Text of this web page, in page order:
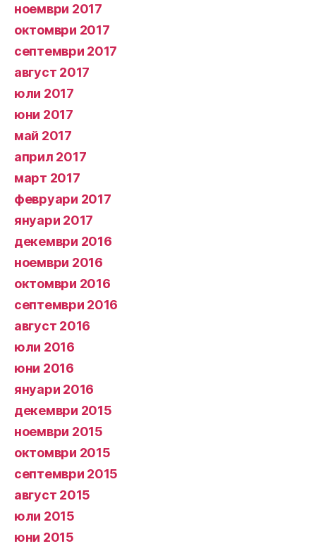
ноември 2017
октомври 2017
септември 2017
август 2017
юли 2017
юни 2017
май 2017
април 2017
март 2017
февруари 2017
януари 2017
декември 2016
ноември 2016
октомври 2016
септември 2016
август 2016
юли 2016
юни 2016
януари 2016
декември 2015
ноември 2015
октомври 2015
септември 2015
август 2015
юли 2015
юни 2015